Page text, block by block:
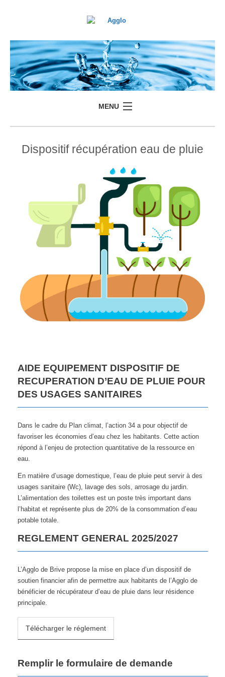
MENU
Dispositif récupération eau de pluie
AIDE EQUIPEMENT DISPOSITIF DE
RECUPERATION D’EAU DE PLUIE POUR
DES USAGES SANITAIRES
Dans le cadre du Plan climat, l’action 34 a pour objectif de
favoriser les économies d’eau chez les habitants. Cette action
répond à l’enjeu de protection quantitative de la ressource en
eau.
En matière d’usage domestique, l’eau de pluie peut servir à des
usages sanitaire (Wc), lavage des sols, arrosage du jardin.
L’alimentation des toilettes est un poste très important dans
l’habitat et représente plus de 20% de la consommation d’eau
potable totale.
REGLEMENT GENERAL 2025/2027
L’Agglo de Brive propose la mise en place d’un dispositif de
soutien financier afin de permettre aux habitants de l’Agglo de
bénéficier de récupérateur d’eau de pluie dans leur résidence
principale.
Télécharger le réglement
Remplir le formulaire de demande